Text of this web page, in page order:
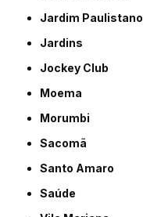
Jardim Paulistano
Jardins
Jockey Club
Moema
Morumbi
Sacomã
Santo Amaro
Saúde